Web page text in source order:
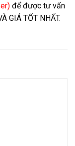
để được tư vấn
GIÁ TỐT NHẤT.